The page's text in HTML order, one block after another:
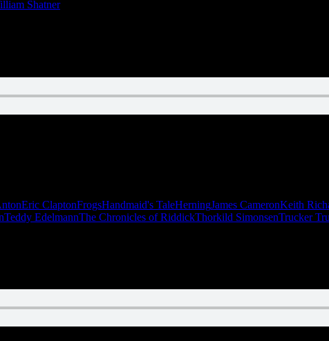
Shatner
Eric ClaptonFrogsHandmaid's TaleHerningJames CameronKeith
Teddy EdelmannThe Chronicles of RiddickThorkild SimonsenTrucker